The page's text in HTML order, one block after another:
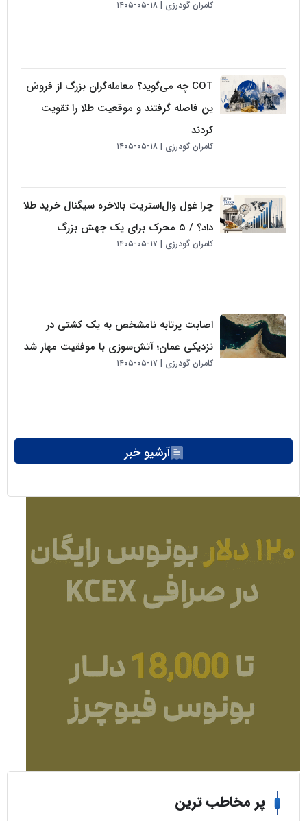
کامران گودرزی ۱۸-۰۵-۱۴۰۵
COT چه می‌گوید؟ معامله‌گران بزرگ از فروش
ین فاصله گرفتند و موقعیت طلا را تقویت
کامران گودرزی ۱۸-۰۵-۱۴۰۵
چرا غول وال‌استریت بالاخره سیگنال خرید طلا
داد؟ / ۵ محرک برای یک جهش بزرگ
کامران گودرزی ۱۷-۰۵-۱۴۰۵
اصابت پرتابه نامشخص به یک کشتی در
نزدیکی عمان؛ آتش‌سوزی با موفقیت مهار شد
کامران گودرزی ۱۷-۰۵-۱۴۰۵
آرشیو خبر
پر مخاطب ترین